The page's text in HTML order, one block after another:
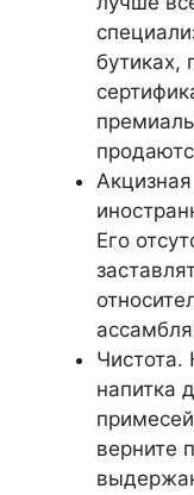
бутиках,
Его
Чистота.
напитка
верните